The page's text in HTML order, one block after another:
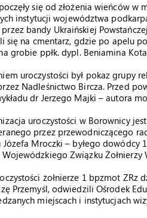
się od złożenia wieńców
instytucji województwa
bandy Ukraińskiej
się na cmentarz, gdzie po apelu
grobie ppłk. dypl. Beniamina
uroczystości był pokaz grupy
Nadleśnictwo Bircza. Przed
dr Jerzego Majki – autora
uroczystości w Borownicy
przez przewodniczącego
Józefa Mroczki – byłego dowódcy
Związku Żołnierzy
żołnierze 1 bpzmot ZRz
Przemyśl, odwiedzili Ośrodek
miejscach i instytucjach